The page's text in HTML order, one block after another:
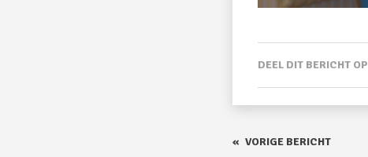
DEEL DIT BERICHT OP
« VORIGE BERICHT